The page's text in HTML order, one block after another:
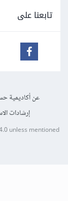
تابعنا على
عن أكاديمية
إرشادات
unless mentioned